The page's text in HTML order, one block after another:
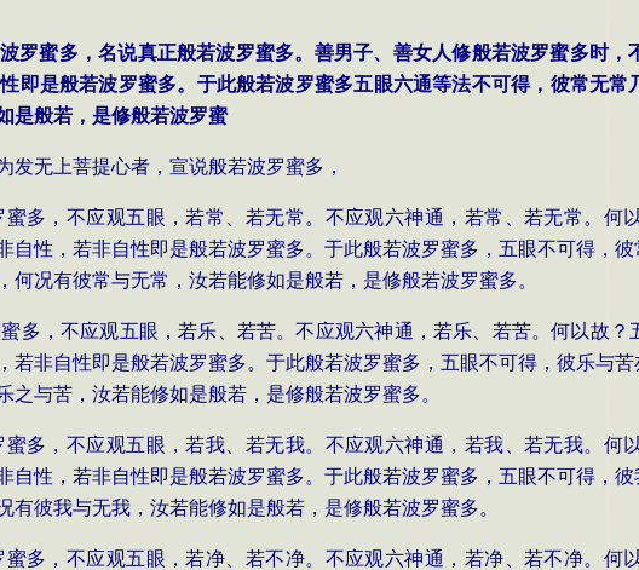
罗蜜多，名说真正般若波罗蜜多。善男子、善女人修般若波罗蜜多时
即是般若波罗蜜多。于此般若波罗蜜多五眼六通等法不可得，彼常无
是般若，是修般若波罗蜜
无上菩提心者，宣说般若波罗蜜多，
多，不应观五眼，若常、若无常。不应观六神通，若常、若无常。何
自性，若非自性即是般若波罗蜜多。于此般若波罗蜜多，五眼不可得，
况有彼常与无常，汝若能修如是般若，是修般若波罗蜜多。
多，不应观五眼，若乐、若苦。不应观六神通，若乐、若苦。何以故
若非自性即是般若波罗蜜多。于此般若波罗蜜多，五眼不可得，彼乐与
与苦，汝若能修如是般若，是修般若波罗蜜多。
多，不应观五眼，若我、若无我。不应观六神通，若我、若无我。何
自性，若非自性即是般若波罗蜜多。于此般若波罗蜜多，五眼不可得，
彼我与无我，汝若能修如是般若，是修般若波罗蜜多。
多，不应观五眼，若净、若不净。不应观六神通，若净、若不净。何